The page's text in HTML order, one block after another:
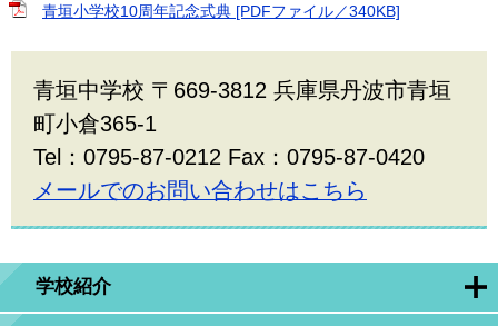
学校紹介
青垣小学校10周年記念式典 [PDFファイル／340KB]
青垣中学校 〒669-3812 兵庫県丹波市青垣
町小倉365-1
Tel：0795-87-0212 Fax：0795-87-0420
メールでのお問い合わせはこちら